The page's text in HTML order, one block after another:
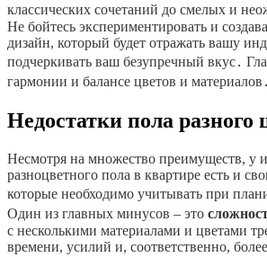
классических сочетаний до смелых и
Не бойтесь экспериментировать и
дизайн, который будет отражать вашу
подчеркивать ваш безупречный вкус․
гармонии и балансе цветов и материалов․
Недостатки пола разного
Несмотря на множество преимуществ, у
разноцветного пола в квартире есть и
которые необходимо учитывать при
Один из главных минусов – это
с несколькими материалами и цветами
времени, усилий и, соответственно,